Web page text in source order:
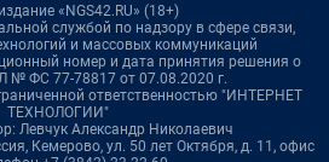
«NGS42.RU» (18+)
службой по надзору в сфере связи,
и массовых коммуникаций
номер и дата принятия решения о
№ ФС 77-78817 от 07.08.2020 г.
ответственностью "ИНТЕРНЕТ
ТЕХНОЛОГИИ"
Левчук Александр Николаевич
Кемерово, ул. 50 лет Октября, д. 11, офис